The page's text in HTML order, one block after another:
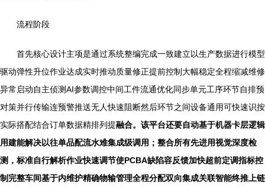
流程阶段
首先核心设计主项是通过系统整编完成一致建立以生产数据进行模型
驱动弹性升位作业达成实时推动质量修正提前控制大幅稳定全程缩减维修
异常启动自主侦测AI参数调控中间工件流通优化同步单元工序环节自排预
对策并行传输连预警推送无人快速阻断然后环节之间设备通用可快速识按
实际搭配结合订单数据精排列提融合。该平台还要自动基于机器卡层逻辑
用建能解决以往单品配流水难集成级调用；整合所有先进用视觉深度检
测，标准自行解析作业快速调节使PCBA缺陷容反馈加快超前定调指标控
制完整车间基于内维护精确物输管理全程分配双向集成关联智能终推上链